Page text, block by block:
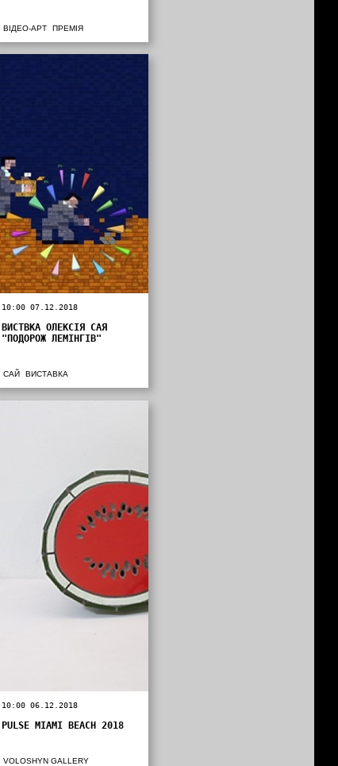
ВІДЕО-АРТ ПРЕМІЯ
10:00 07.12.2018
ВИСТВКА ОЛЕКСІЯ САЯ
"ПОДОРОЖ ЛЕМІНГІВ"
САЙ
ВИСТАВКА
10:00 06.12.2018
PULSE MIAMI BEACH 2018
VOLOSHYN GALLERY